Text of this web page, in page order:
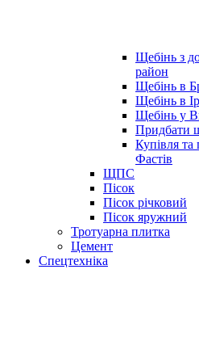
Щебінь з
район
Щебінь в
Щебінь в
Щебінь у
Придбати
Купівля
Фастів
ЩПС
Пісок
Пісок річковий
Пісок яружний
Тротуарна плитка
Цемент
Спецтехніка